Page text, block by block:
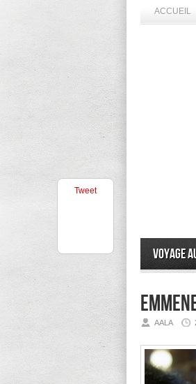
ACCUEIL
Voyage
AALA
Tweet